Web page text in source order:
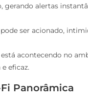
alertas
ser acionado,
acontecendo no
eficaz.
Panorâmica